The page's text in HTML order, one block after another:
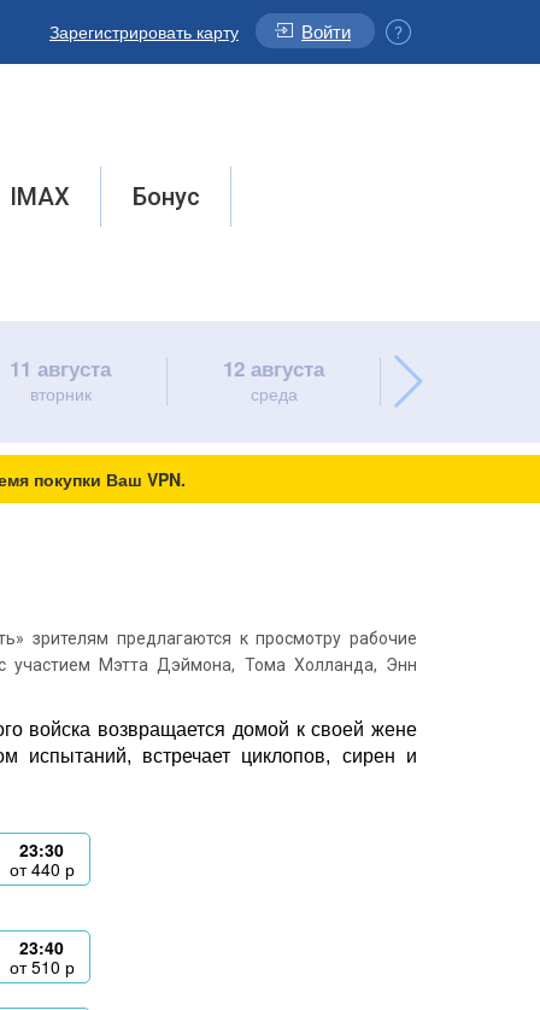
Зарегистрировать карту Войти
IMAX Бонус
11 августа
вторник
12 августа
среда
покупки Ваш VPN.
зрителям предлагаются к просмотру рабочие
участием Мэтта Дэймона, Тома Холланда, Энн
войска возвращается домой к своей жене
испытаний, встречает циклопов, сирен и
23:30
от440 р
23:40
от510 р